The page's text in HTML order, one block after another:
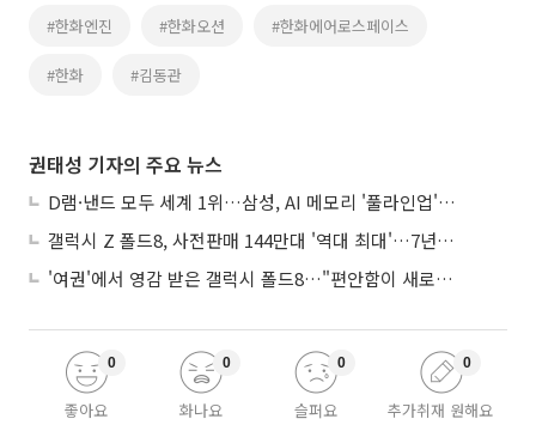
#한화엔진 #한화오션 #한화에어로스페이스
#한화 #김동관
권태성 기자의 주요 뉴스
D램·낸드 모두 세계 1위…삼성, AI 메모리 '풀라인업'으로 승부
갤럭시 Z 폴드8, 사전판매 144만대 '역대 최대'…7년만에 갤노트10 기록 넘어
'여권'에서 영감 받은 갤럭시 폴드8…"편안함이 새로운 디자인 경쟁력"
좋아요
0
화나요
0
슬퍼요
0
추가취재 원해요
0